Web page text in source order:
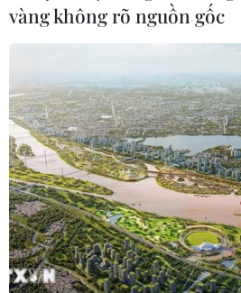
ninh tài chính, tiền tệ quốc
vàng không rõ nguồn gốc